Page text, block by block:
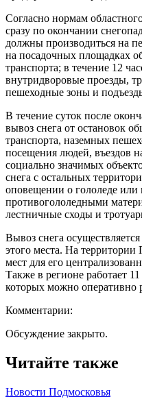
Согласно нормам
сразу по окончании
должны производиться на
на посадочных площадках
транспорта; в течение 12
внутридворовые проезды,
пешеходные зоны и
В течение суток после
вывоз снега от остановок
транспорта, наземных
посещения людей, въездов
социально значимых
снега с остальных
оповещении о гололеде или
противогололедными
лестничные сходы и
Вывоз снега
этого места. На территории
мест для его
Также в регионе работает
которых можно оперативно
Комментарии:
Обсуждение закрыто.
Читайте также
Новости Подмосковья